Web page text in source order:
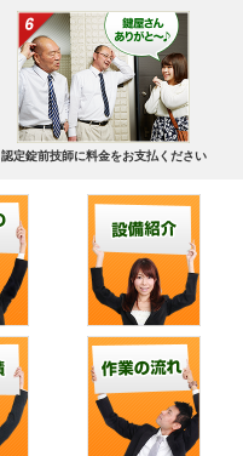
認定錠前技師に料金をお支払ください